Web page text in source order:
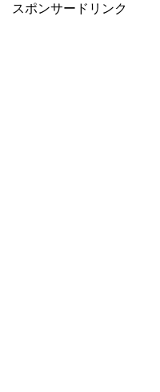
スポンサードリンク